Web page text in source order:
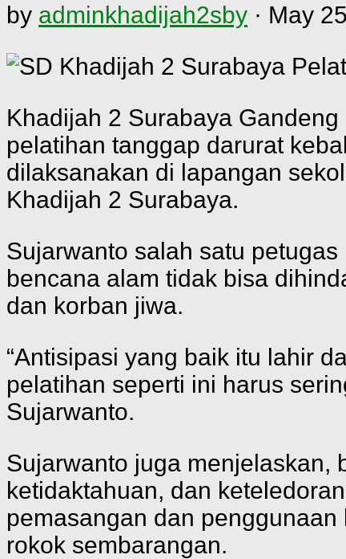
by adminkhadijah2sby · May
Khadijah 2 Surabaya
pelatihan tanggap darurat
dilaksanakan di lapangan
Khadijah 2 Surabaya.
Sujarwanto salah satu
bencana alam tidak bisa
dan korban jiwa.
“Antisipasi yang baik itu lahir
pelatihan seperti ini harus
Sujarwanto.
Sujarwanto juga menjelaskan,
ketidaktahuan, dan
pemasangan dan
rokok sembarangan.